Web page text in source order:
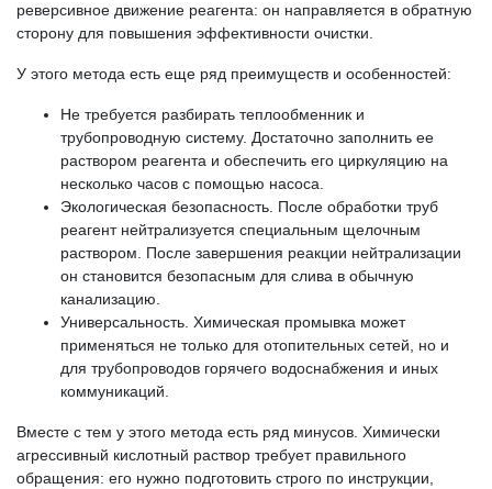
реверсивное движение реагента: он направляется в обратную
сторону для повышения эффективности очистки.
У этого метода есть еще ряд преимуществ и особенностей:
Не требуется разбирать теплообменник и
трубопроводную систему. Достаточно заполнить ее
раствором реагента и обеспечить его циркуляцию на
несколько часов с помощью насоса.
Экологическая безопасность. После обработки труб
реагент нейтрализуется специальным щелочным
раствором. После завершения реакции нейтрализации
он становится безопасным для слива в обычную
канализацию.
Универсальность. Химическая промывка может
применяться не только для отопительных сетей, но и
для трубопроводов горячего водоснабжения и иных
коммуникаций.
Вместе с тем у этого метода есть ряд минусов. Химически
агрессивный кислотный раствор требует правильного
обращения: его нужно подготовить строго по инструкции,